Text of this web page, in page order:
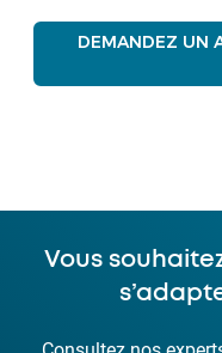
DEMANDEZ UN
Vous